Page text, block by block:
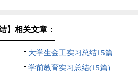
】相关文章：
大学生金工实习总结15篇
学前教育实习总结(15篇)